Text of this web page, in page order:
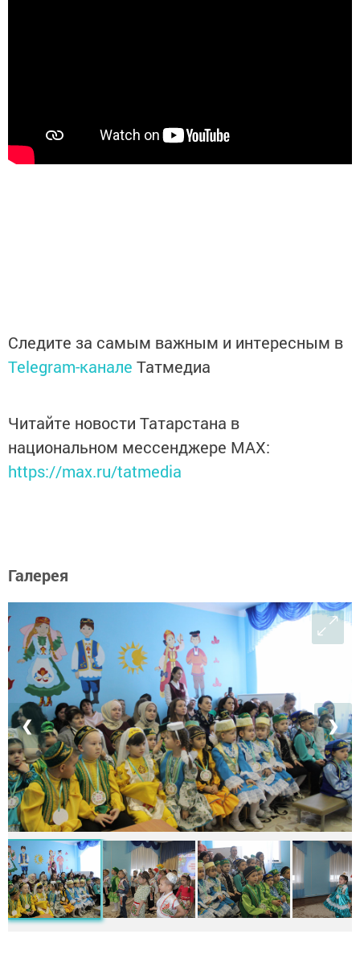
Следите за самым важным и интересным в
Telegram-канале Татмедиа
Читайте новости Татарстана в
национальном мессенджере MАХ:
https://max.ru/tatmedia
Галерея
❮ ❯